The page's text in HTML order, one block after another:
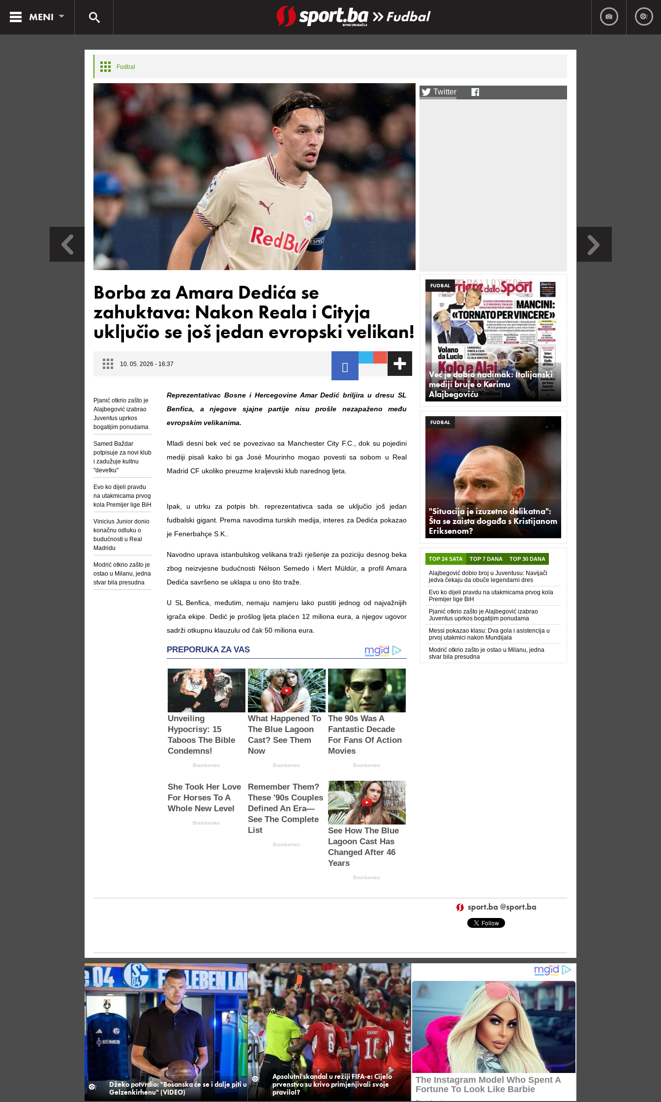
MENI Fudbal
Fudbal
Borba za Amara Dedića se
zahuktava: Nakon Reala i Cityja
uključio se još jedan evropski velikan!
10. 05. 2026 - 16:37
Pjanić otkrio zašto je
Alajbegović izabrao
Juventus uprkos
bogatijim ponudama
Samed Baždar
potpisuje za novi klub
i zadužuje kultnu
"devetku"
Evo ko dijeli pravdu
na utakmicama prvog
kola Premijer lige BiH
Vinicius Junior donio
konačnu odluku o
budućnosti u Real
Madridu
Modrić otkrio zašto je
ostao u Milanu, jedna
stvar bila presudna
Reprezentativac Bosne i Hercegovine Amar Dedić briljira u dresu SL
Benfica, a njegove sjajne partije nisu prošle nezapaženo među
evropskim velikanima.
Mladi desni bek već se povezivao sa Manchester City F.C., dok su pojedini
mediji pisali kako bi ga José Mourinho mogao povesti sa sobom u Real
Madrid CF ukoliko preuzme kraljevski klub narednog ljeta.
Ipak, u utrku za potpis bh. reprezentativca sada se uključio još jedan
fudbalski gigant. Prema navodima turskih medija, interes za Dedića pokazao
je Fenerbahçe S.K..
Navodno uprava istanbulskog velikana traži rješenje za poziciju desnog beka
zbog neizvjesne budućnosti Nélson Semedo i Mert Müldür, a profil Amara
Dedića savršeno se uklapa u ono što traže.
U SL Benfica, međutim, nemaju namjeru lako pustiti jednog od najvažnijih
igrača ekipe. Dedić je prošlog ljeta plaćen 12 miliona eura, a njegov ugovor
sadrži otkupnu klauzulu od čak 50 miliona eura.
Twitter
FUDBAL
Već je dobio nadimak: Italijanski
mediji bruje o Kerimu
Alajbegoviću
FUDBAL
"Situacija je izuzetno delikatna":
Šta se zaista događa s Kristijanom
Eriksenom?
TOP 24 SATA TOP 7 DANA TOP 30 DANA
Alajbegović dobio broj u Juventusu: Navijači
jedva čekaju da obuče legendarni dres
Evo ko dijeli pravdu na utakmicama prvog kola
Premijer lige BiH
Pjanić otkrio zašto je Alajbegović izabrao
Juventus uprkos bogatijim ponudama
Messi pokazao klasu: Dva gola i asistencija u
prvoj utakmici nakon Mundijala
Modrić otkrio zašto je ostao u Milanu, jedna
stvar bila presudna
sport.ba @sport.ba
Džeko potvrdio: "Bosanska će se i dalje piti u
Gelzenkirhenu" (VIDEO)
Apsolutni skandal u režiji FIFA-e: Cijelo
prvenstvo su krivo primjenjivali svoje
pravilo!?